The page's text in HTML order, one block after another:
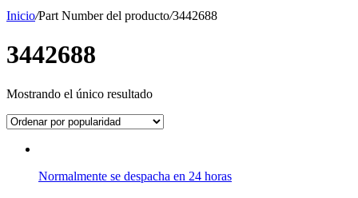
Inicio/Part Number del producto/3442688
3442688
Mostrando el único resultado
Normalmente se despacha en 24 horas